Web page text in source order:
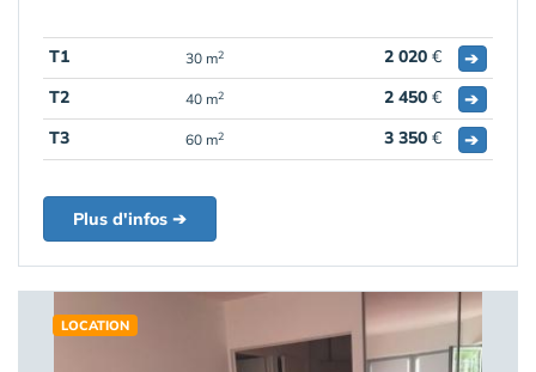
T1 30 m2 2 020 €
➔
T2
40 m2 2 450 €
➔
T3
60 m2 3 350 € ➔
Plus d'infos ➔
LOCATION